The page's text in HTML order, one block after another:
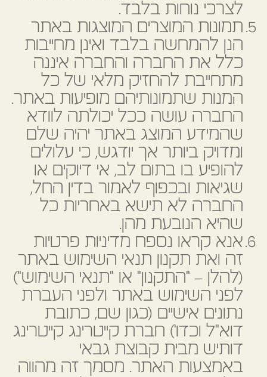
לצרכי נוחות בלבד.
תמונות המוצרים המוצגות באתר
הנן להמחשה בלבד ואינן מחייבות
כלל את החברה והחברה איננה
מתחייבת להחזיק מלאי של כל
המנות שתמונותיהם מופיעות באתר.
החברה עושה ככל יכולתה לוודא
שהמידע המוצג באתר יהיה שלם
ומדויק ביותר אך יודגש, כי עלולים
להופיע בו בתום לב, אי דיוקים או
שגיאות ובכפוף לאמור בדין החל,
החברה לא תישא באחריות כל
שהיא הנובעת מהן.
אנא קראו נספח מדיניות פרטיות
זה ואת תקנון תנאי השימוש באתר
(להלן – "התקנון" או "תנאי השימוש")
לפני השימוש באתר ולפני העברת
נתונים אישיים (כגון שם, כתובת
דוא"ל וכדו') חברת קייטרינג קייטרינג
דותיש מבית קבוצת גבאי
באמצעות האתר. מסמך זה מהווה